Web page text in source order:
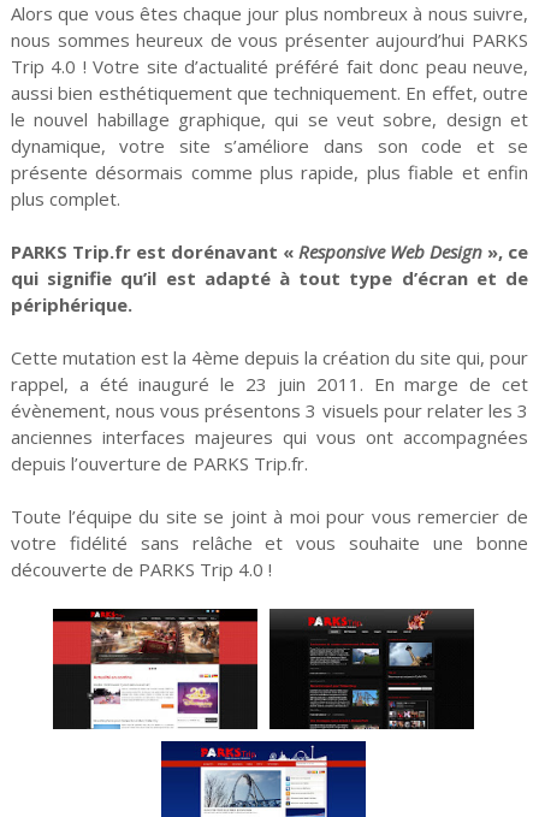
Alors que vous êtes chaque jour plus nombreux à nous suivre,
nous sommes heureux de vous présenter aujourd’hui PARKS
Trip 4.0 ! Votre site d’actualité préféré fait donc peau neuve,
aussi bien esthétiquement que techniquement. En effet, outre
le nouvel habillage graphique, qui se veut sobre, design et
dynamique, votre site s’améliore dans son code et se
présente désormais comme plus rapide, plus fiable et enfin
plus complet.
PARKS Trip.fr est dorénavant « Responsive Web Design », ce
qui signifie qu’il est adapté à tout type d’écran et de
périphérique.
Cette mutation est la 4ème depuis la création du site qui, pour
rappel, a été inauguré le 23 juin 2011. En marge de cet
évènement, nous vous présentons 3 visuels pour relater les 3
anciennes interfaces majeures qui vous ont accompagnées
depuis l’ouverture de PARKS Trip.fr.
Toute l’équipe du site se joint à moi pour vous remercier de
votre fidélité sans relâche et vous souhaite une bonne
découverte de PARKS Trip 4.0 !